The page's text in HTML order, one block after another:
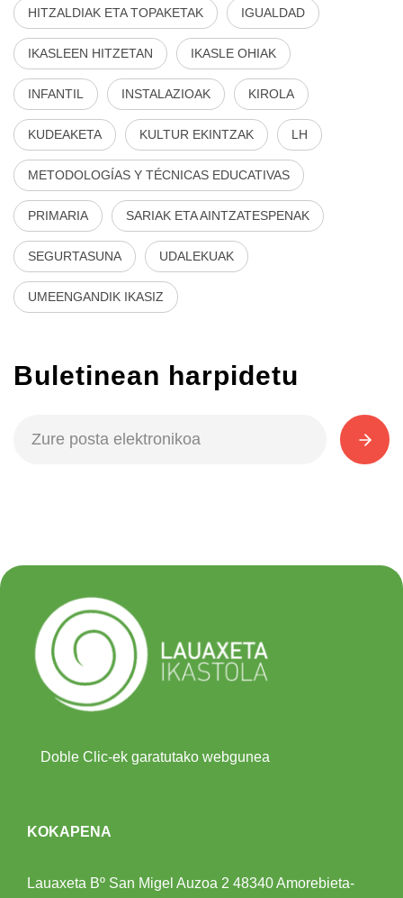
HITZALDIAK ETA TOPAKETAK IGUALDAD
IKASLEEN HITZETAN IKASLE OHIAK
INFANTIL INSTALAZIOAK KIROLA
KUDEAKETA KULTUR EKINTZAK LH
METODOLOGÍAS Y TÉCNICAS EDUCATIVAS
PRIMARIA SARIAK ETA AINTZATESPENAK
SEGURTASUNA UDALEKUAK
UMEENGANDIK IKASIZ
Buletinean harpidetu
Doble Clic-ek garatutako webgunea
KOKAPENA
Lauaxeta Bº San Migel Auzoa 2 48340 Amorebieta-